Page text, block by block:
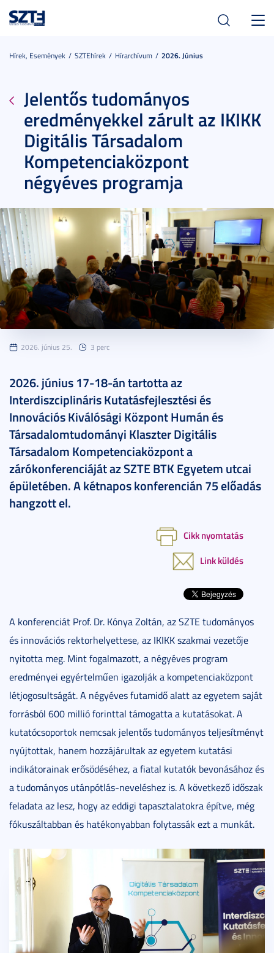
Hírek, Események SZTEhírek Hírarchívum 2026. Június
Jelentős tudományos
eredményekkel zárult az IKIKK
Digitális Társadalom
Kompetenciaközpont
négyéves programja
2026. június 25. 3 perc
2026. június 17-18-án tartotta az
Interdiszciplináris Kutatásfejlesztési és
Innovációs Kiválósági Központ Humán és
Társadalomtudományi Klaszter Digitális
Társadalom Kompetenciaközpont a
zárókonferenciáját az SZTE BTK Egyetem utcai
épületében. A kétnapos konferencián 75 előadás
hangzott el.
Cikk nyomtatás
Link küldés
A konferenciát Prof. Dr. Kónya Zoltán, az SZTE tudományos
és innovációs rektorhelyettese, az IKIKK szakmai vezetője
nyitotta meg. Mint fogalmazott, a négyéves program
eredményei egyértelműen igazolják a kompetenciaközpont
létjogosultságát. A négyéves futamidő alatt az egyetem saját
forrásból 600 millió forinttal támogatta a kutatásokat. A
kutatócsoportok nemcsak jelentős tudományos teljesítményt
nyújtottak, hanem hozzájárultak az egyetem kutatási
indikátorainak erősödéséhez, a fiatal kutatók bevonásához és
a tudományos utánpótlás-neveléshez is. A következő időszak
feladata az lesz, hogy az eddigi tapasztalatokra építve, még
fókuszáltabban és hatékonyabban folytassák ezt a munkát.